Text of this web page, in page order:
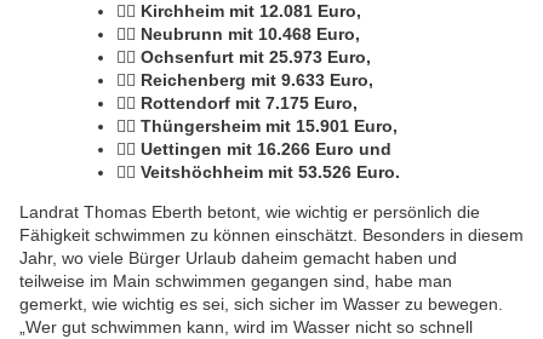
🏊‍♂️ Kirchheim mit 12.081 Euro,
🏊‍♂️ Neubrunn mit 10.468 Euro,
🏊‍♂️ Ochsenfurt mit 25.973 Euro,
🏊‍♂️ Reichenberg mit 9.633 Euro,
🏊‍♂️ Rottendorf mit 7.175 Euro,
🏊‍♂️ Thüngersheim mit 15.901 Euro,
🏊‍♂️ Uettingen mit 16.266 Euro und
🏊‍♂️ Veitshöchheim mit 53.526 Euro.
Landrat Thomas Eberth betont, wie wichtig er persönlich die
Fähigkeit schwimmen zu können einschätzt. Besonders in diesem
Jahr, wo viele Bürger Urlaub daheim gemacht haben und
teilweise im Main schwimmen gegangen sind, habe man
gemerkt, wie wichtig es sei, sich sicher im Wasser zu bewegen.
„Wer gut schwimmen kann, wird im Wasser nicht so schnell